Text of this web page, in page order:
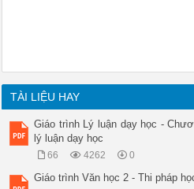
TÀI LIỆU HAY
Giáo trình Lý luận dạy học -
lý luận dạy học
66 4262 0
Giáo trình Văn học 2 - Thi pháp